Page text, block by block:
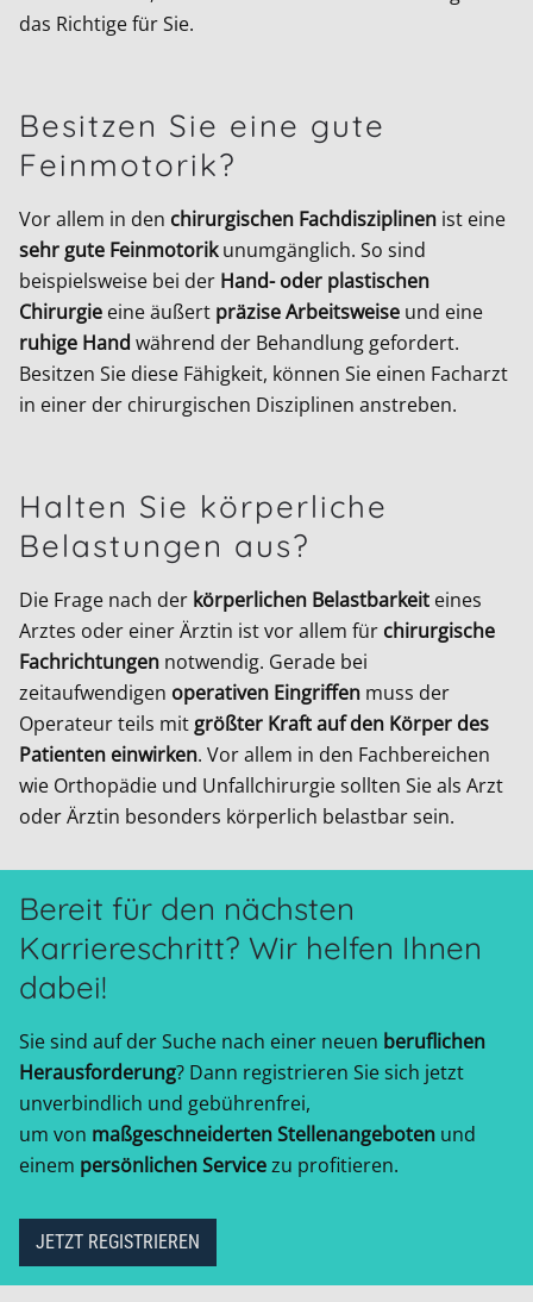
das Richtige für Sie.
Besitzen Sie eine gute
Feinmotorik?
Vor allem in den chirurgischen Fachdisziplinen ist eine
sehr gute Feinmotorikunumgänglich. So sind
beispielsweise bei der Hand- oder plastischen
Chirurgie eine äußert präzise Arbeitsweise und eine
ruhige Hand während der Behandlung gefordert.
Besitzen Sie diese Fähigkeit, können Sie einen Facharzt
in einer der chirurgischen Disziplinen anstreben.
Halten Sie körperliche
Belastungen aus?
Die Frage nach der körperlichen Belastbarkeit eines
Arztes oder einer Ärztin ist vor allem für chirurgische
Fachrichtungen notwendig. Gerade bei
zeitaufwendigen operativen Eingriffen muss der
Operateur teils mit größter Kraft auf den Körper des
Patienten einwirken. Vor allem in den Fachbereichen
wie Orthopädie und Unfallchirurgie sollten Sie als Arzt
oder Ärztin besonders körperlich belastbar sein.
Bereit für den nächsten
Karriereschritt? Wir helfen Ihnen
dabei!
Sie sind auf der Suche nach einer neuen beruflichen
Herausforderung? Dann registrieren Sie sich jetzt
unverbindlich und gebührenfrei,
um von maßgeschneiderten Stellenangeboten und
einem persönlichen Servicezu profitieren.
JETZT REGISTRIEREN